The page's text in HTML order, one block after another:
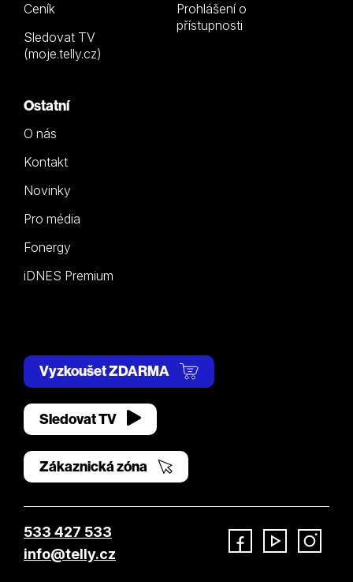
Ceník
Sledovat TV
(moje.telly.cz)
Prohlášení o
přístupnosti
Ostatní
O nás
Kontakt
Novinky
Pro média
Fonergy
iDNES Premium
Vyzkoušet ZDARMA
Sledovat TV
Zákaznická zóna
533 427 533
info@telly.cz